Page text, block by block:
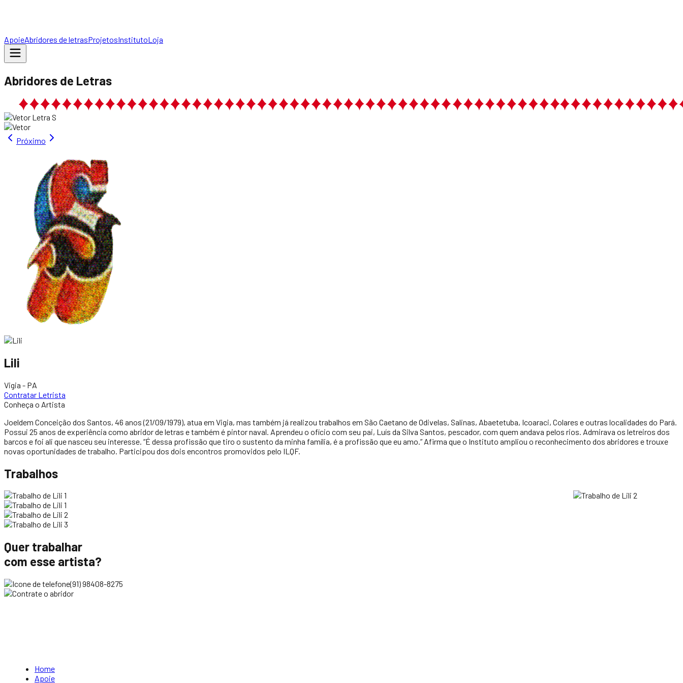
ApoieAbridores de letrasProjetosInstitutoLoja
Abridores de Letras
Próximo
Lili
Vigia - PA
Contratar Letrista
Conheça o Artista
Joeldem Conceição dos Santos, 46 anos (21/09/1979), atua em Vigia, mas também já realizou trabalhos em São Caetano de Odivelas, Salinas, Abaetetuba, Icoaraci, Colares e outras localidades do Pará.
Possui 25 anos de experiência como abridor de letras e também é pintor naval. Aprendeu o ofício com seu pai, Luís da Silva Santos, pescador, com quem andava pelos rios. Admirava os letreiros dos
barcos e foi ali que nasceu seu interesse. “É dessa profissão que tiro o sustento da minha família, é a profissão que eu amo.” Afirma que o Instituto ampliou o reconhecimento dos abridores e trouxe
novas oportunidades de trabalho. Participou dos dois encontros promovidos pelo ILQF.
Trabalhos
Quer trabalhar
com esse artista?
(91) 98408-8275
Home
Apoie